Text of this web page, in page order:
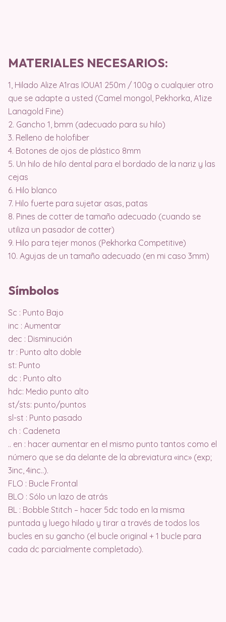
MATERIALES NECESARIOS:
1, Hilado Alize A1ras IOUA1 250m / 100g o cualquier otro
que se adapte a usted (Camel mongol, Pekhorka, A1ize
Lanagold Fine)
2. Gancho 1, bmm (adecuado para su hilo)
3. Relleno de holofiber
4. Botones de ojos de plástico 8mm
5. Un hilo de hilo dental para el bordado de la nariz y las
cejas
6. Hilo blanco
7. Hilo fuerte para sujetar asas, patas
8. Pines de cotter de tamaño adecuado (cuando se
utiliza un pasador de cotter)
9. Hilo para tejer monos (Pekhorka Competitive)
10. Agujas de un tamaño adecuado (en mi caso 3mm)
Símbolos
Sc : Punto Bajo
inc : Aumentar
dec : Disminución
tr : Punto alto doble
st: Punto
dc : Punto alto
hdc: Medio punto alto
st/sts: punto/puntos
sl-st : Punto pasado
ch : Cadeneta
.. en : hacer aumentar en el mismo punto tantos como el
número que se da delante de la abreviatura «inc» (exp;
3inc, 4inc..).
FLO : Bucle Frontal
BLO : Sólo un lazo de atrás
BL : Bobble Stitch – hacer 5dc todo en la misma
puntada y luego hilado y tirar a través de todos los
bucles en su gancho (el bucle original + 1 bucle para
cada dc parcialmente completado).